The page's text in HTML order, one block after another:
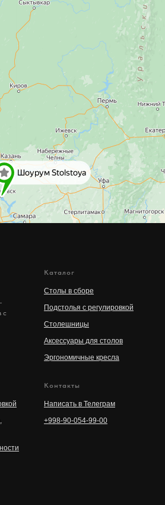
с
Каталог
Столы в сборе
Подстолья с регулировкой
Столешницы
Аксессуары для столов
Эргономичные кресла
Контакты
Написать в Телеграм
+998-90-054-99-00